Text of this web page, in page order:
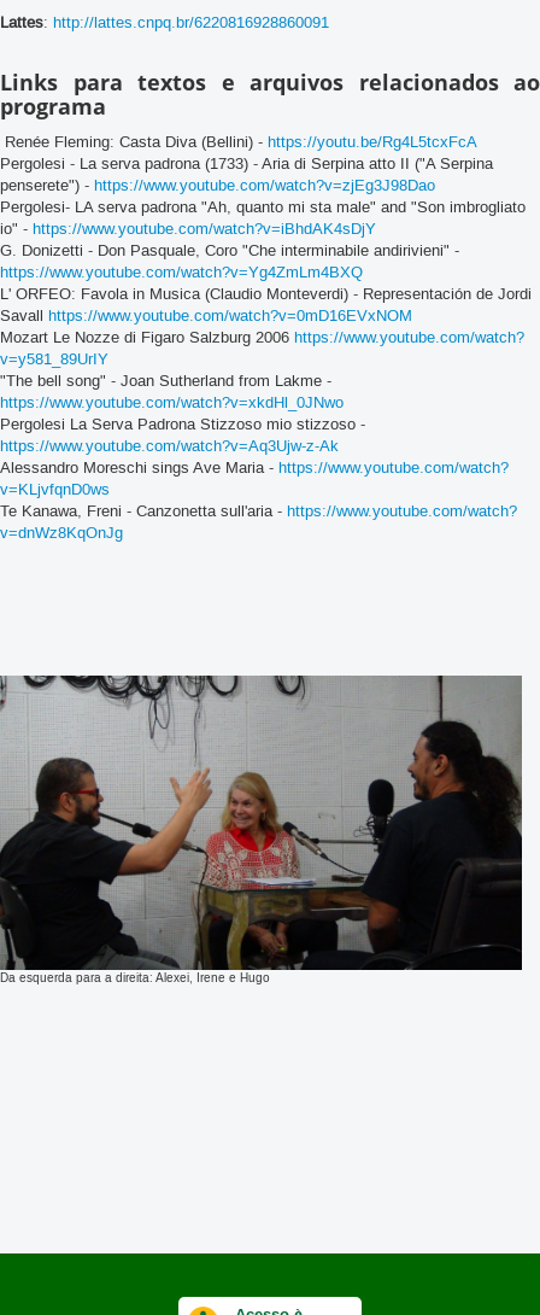
Lattes: http://lattes.cnpq.br/6220816928860091
Links para textos e arquivos relacionados ao
programa
Renée Fleming: Casta Diva (Bellini) - https://youtu.be/Rg4L5tcxFcA
Pergolesi - La serva padrona (1733) - Aria di Serpina atto II ("A Serpina
penserete") - https://www.youtube.com/watch?v=zjEg3J98Dao
Pergolesi- LA serva padrona "Ah, quanto mi sta male" and "Son imbrogliato
io" - https://www.youtube.com/watch?v=iBhdAK4sDjY
G. Donizetti - Don Pasquale, Coro "Che interminabile andirivieni" -
https://www.youtube.com/watch?v=Yg4ZmLm4BXQ
L' ORFEO: Favola in Musica (Claudio Monteverdi) - Representación de Jordi
Savall https://www.youtube.com/watch?v=0mD16EVxNOM
Mozart Le Nozze di Figaro Salzburg 2006 https://www.youtube.com/watch?
v=y581_89UrIY
"The bell song" - Joan Sutherland from Lakme -
https://www.youtube.com/watch?v=xkdHl_0JNwo
Pergolesi La Serva Padrona Stizzoso mio stizzoso -
https://www.youtube.com/watch?v=Aq3Ujw-z-Ak
Alessandro Moreschi sings Ave Maria - https://www.youtube.com/watch?
v=KLjvfqnD0ws
Te Kanawa, Freni - Canzonetta sull'aria - https://www.youtube.com/watch?
v=dnWz8KqOnJg
Da esquerda para a direita: Alexei, Irene e Hugo